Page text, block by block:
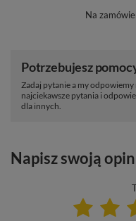
Na
Potrzebujesz
Zadaj pytanie a my odpowiemy
najciekawsze pytania i
dla innych.
Napisz swoją